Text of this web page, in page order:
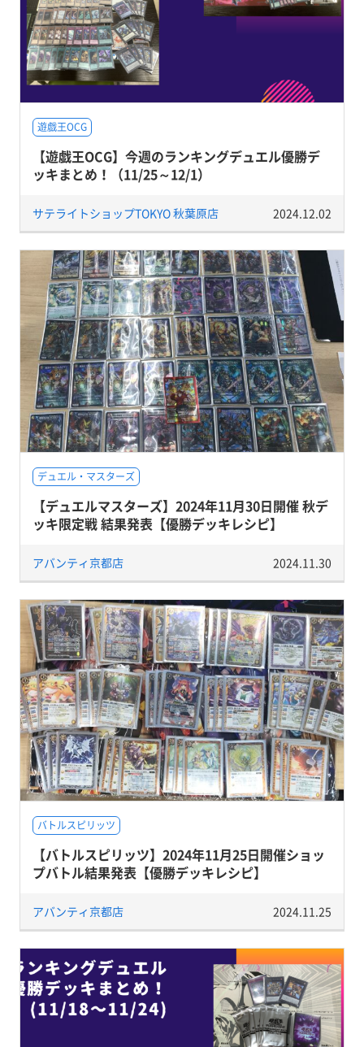
遊戯王OCG
【遊戯王OCG】今週のランキングデュエル優勝デ
ッキまとめ！（11/25～12/1）
サテライトショップTOKYO 秋葉原店 2024.12.02
デュエル・マスターズ
【デュエルマスターズ】2024年11月30日開催 秋デ
ッキ限定戦 結果発表【優勝デッキレシピ】
アバンティ京都店 2024.11.30
バトルスピリッツ
【バトルスピリッツ】2024年11月25日開催ショッ
プバトル結果発表【優勝デッキレシピ】
アバンティ京都店 2024.11.25